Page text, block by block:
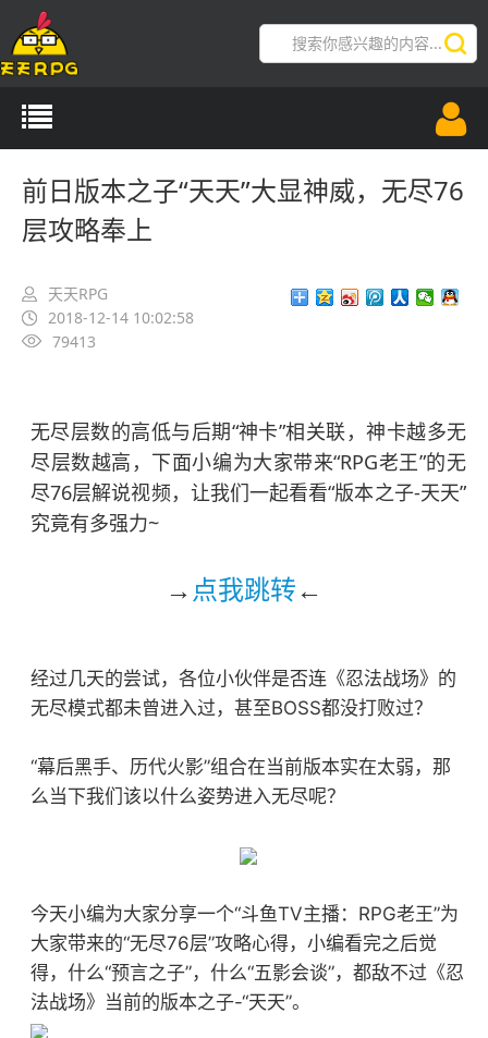
导航切换
前日版本之子“天天”大显神威，无尽76
层攻略奉上
天天RPG
2018-12-14 10:02:58
79413
无尽层数的高低与后期“神卡”相关联，神卡越多无
尽层数越高，下面小编为大家带来“RPG老王”的无
尽76层解说视频，让我们一起看看“版本之子-天天”
究竟有多强力~
→ 点我跳转←
经过几天的尝试，各位小伙伴是否连《忍法战场》的
无尽模式都未曾进入过，甚至BOSS都没打败过？
“幕后黑手、历代火影”组合在当前版本实在太弱，那
么当下我们该以什么姿势进入无尽呢？
今天小编为大家分享一个“斗鱼TV主播：RPG老王”为
大家带来的“无尽76层”攻略心得，小编看完之后觉
得，什么“预言之子”，什么“五影会谈”，都敌不过《忍
法战场》当前的版本之子-“天天”。